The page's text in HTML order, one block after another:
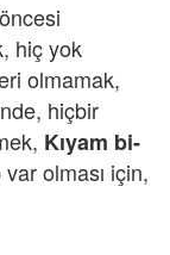
hiç yok
olmamak,
hiçbir
Kıyam bi-
olması için,